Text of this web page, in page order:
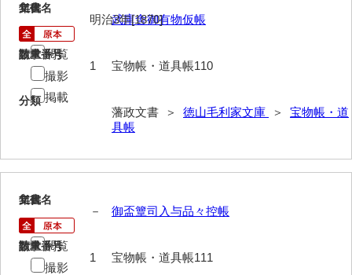
部分類例考
年表
逸史
旧史編纂材料
110
文書名
武庫舎御有物仮帳
請求番号
宝物帳・道具帳110
分類
藩政文書 ＞ 徳山毛利家文庫 ＞ 宝物帳・道
具帳
年代
明治3年[1870]
数量
1
閲覧
撮影
掲載
111
文書名
御盃簟司入与品々控帳
請求番号
宝物帳・道具帳111
年代
－
数量
1
閲覧
撮影